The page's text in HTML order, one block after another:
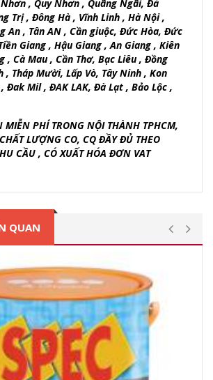
, Quy Nhơn , Quãng Ngãi, Đà
Trị , Đông Hà , Vĩnh Linh , Hà Nội ,
An , Tân AN , Cần giuộc, Đức Hòa, Đức
Giang , Hậu Giang , An Giang , Kiên
, Cà Mau , Cần Thơ, Bạc Liêu , Đồng
, Tháp Mười, Lấp Vò, Tây Ninh , Kon
Đak Mil , ĐAK LAK, Đà Lạt , Bảo Lộc ,
MIỄN PHÍ TRONG NỘI THÀNH TPHCM,
LƯỢNG CO, CQ ĐẦY ĐỦ THEO
CẦU , CÓ XUẤT HÓA ĐƠN VAT
QUAN